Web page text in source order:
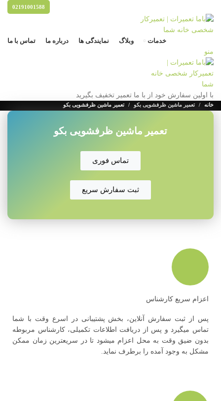
02191001588
خدمات وبلاگ نمایندگی ها درباره ما
تماس با ما
منو
با اولین سفارش خود از با ما تعمیر تخفیف بگیرید
خانه تعمیر ماشین ظرفشویی بکو تعمیر ماشین ظرفشویی بکو
تعمیر ماشین ظرفشویی بکو
تماس فوری
ثبت سفارش سریع
اعزام سریع کارشناس
پس از ثبت سفارش آنلاین، بخش پشتیبانی در اسرع وقت با شما
تماس میگیرد و پس از دریافت اطلاعات تکمیلی، کارشناس مربوطه
بدون ضیق وقت به محل اعزام میشود تا در سریعترین زمان ممکن
مشکل به وجود آمده را برطرف نماید.